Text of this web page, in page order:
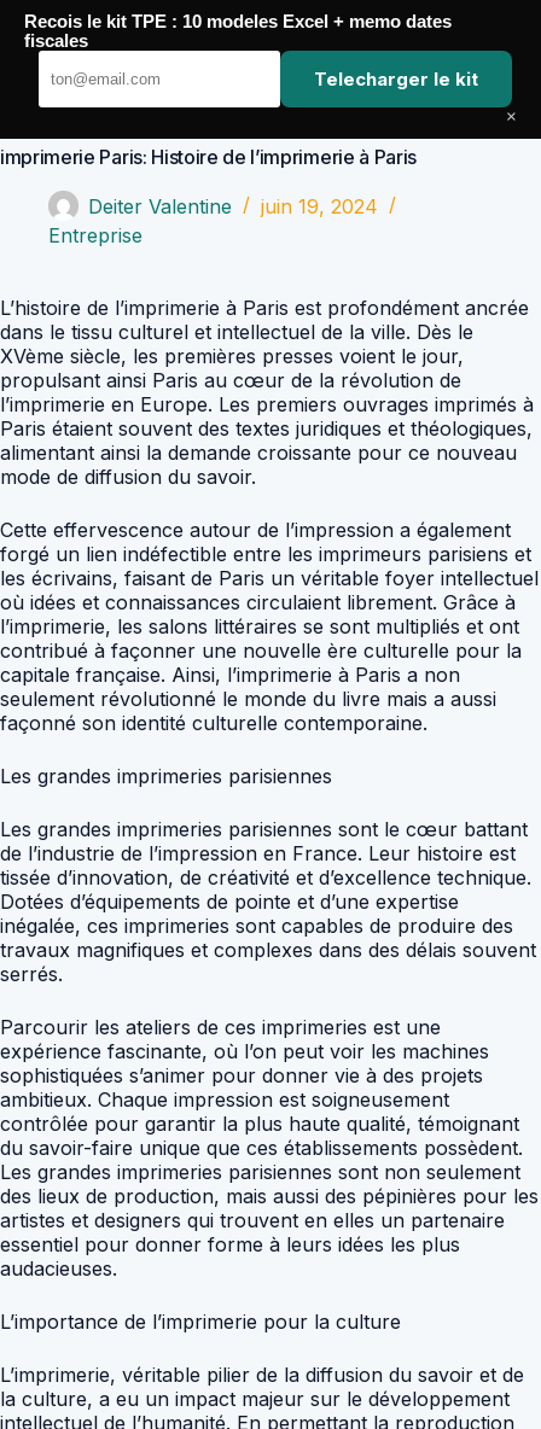
Passer
contenu
Comptabilité Job
imprimerie Paris: Histoire de l’imprimerie à Paris
Deiter Valentine
juin 19, 2024
Entreprise
L’histoire de l’imprimerie à Paris est profondément ancrée
dans le tissu culturel et intellectuel de la ville. Dès le
XVème siècle, les premières presses voient le jour,
propulsant ainsi Paris au cœur de la révolution de
l’imprimerie en Europe. Les premiers ouvrages imprimés à
Paris étaient souvent des textes juridiques et théologiques,
alimentant ainsi la demande croissante pour ce nouveau
mode de diffusion du savoir.
Cette effervescence autour de l’impression a également
forgé un lien indéfectible entre les imprimeurs parisiens et
les écrivains, faisant de Paris un véritable foyer intellectuel
où idées et connaissances circulaient librement. Grâce à
l’imprimerie, les salons littéraires se sont multipliés et ont
contribué à façonner une nouvelle ère culturelle pour la
capitale française. Ainsi, l’imprimerie à Paris a non
seulement révolutionné le monde du livre mais a aussi
façonné son identité culturelle contemporaine.
Les grandes imprimeries parisiennes
Les grandes imprimeries parisiennes sont le cœur battant
de l’industrie de l’impression en France. Leur histoire est
tissée d’innovation, de créativité et d’excellence technique.
Dotées d’équipements de pointe et d’une expertise
inégalée, ces imprimeries sont capables de produire des
travaux magnifiques et complexes dans des délais souvent
serrés.
Parcourir les ateliers de ces imprimeries est une
expérience fascinante, où l’on peut voir les machines
sophistiquées s’animer pour donner vie à des projets
ambitieux. Chaque impression est soigneusement
contrôlée pour garantir la plus haute qualité, témoignant
du savoir-faire unique que ces établissements possèdent.
Les grandes imprimeries parisiennes sont non seulement
des lieux de production, mais aussi des pépinières pour les
artistes et designers qui trouvent en elles un partenaire
essentiel pour donner forme à leurs idées les plus
audacieuses.
L’importance de l’imprimerie pour la culture
L’imprimerie, véritable pilier de la diffusion du savoir et de
la culture, a eu un impact majeur sur le développement
intellectuel de l’humanité. En permettant la reproduction
Recois le kit TPE : 10 modeles Excel + memo dates
fiscales
Telecharger le kit
×